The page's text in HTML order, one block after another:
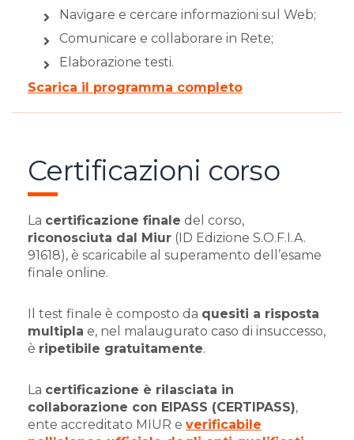
Navigare e cercare informazioni sul Web;
Comunicare e collaborare in Rete;
Elaborazione testi.
Scarica il programma completo
Certificazioni corso
La certificazione finale del corso,
riconosciuta dal Miur (ID Edizione S.O.F.I.A.
91618), è scaricabile al superamento dell’esame
finale online.
Il test finale è composto da quesiti a risposta
multipla e, nel malaugurato caso di insuccesso,
è ripetibile gratuitamente.
La certificazione è rilasciata in
collaborazione con EIPASS (CERTIPASS),
ente accreditato MIUR e verificabile